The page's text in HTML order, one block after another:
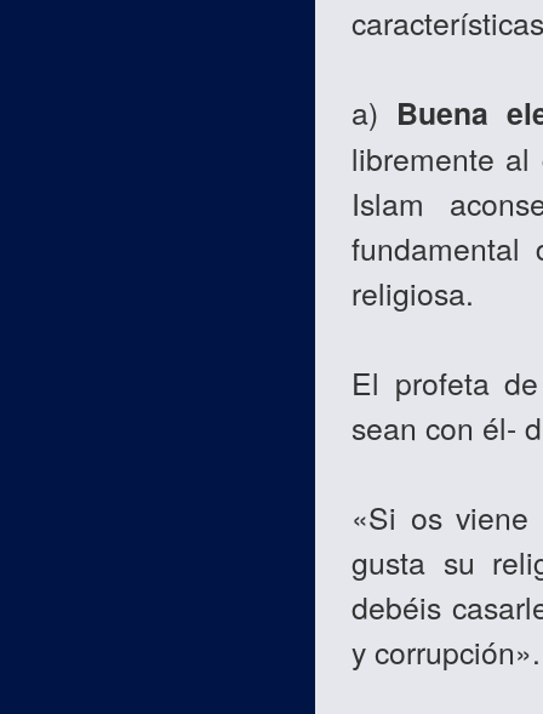
a) Buena
libremente
Islam
religiosa.
El profeta
sean con él-
«Si os
gusta su
debéis
y corrupción».